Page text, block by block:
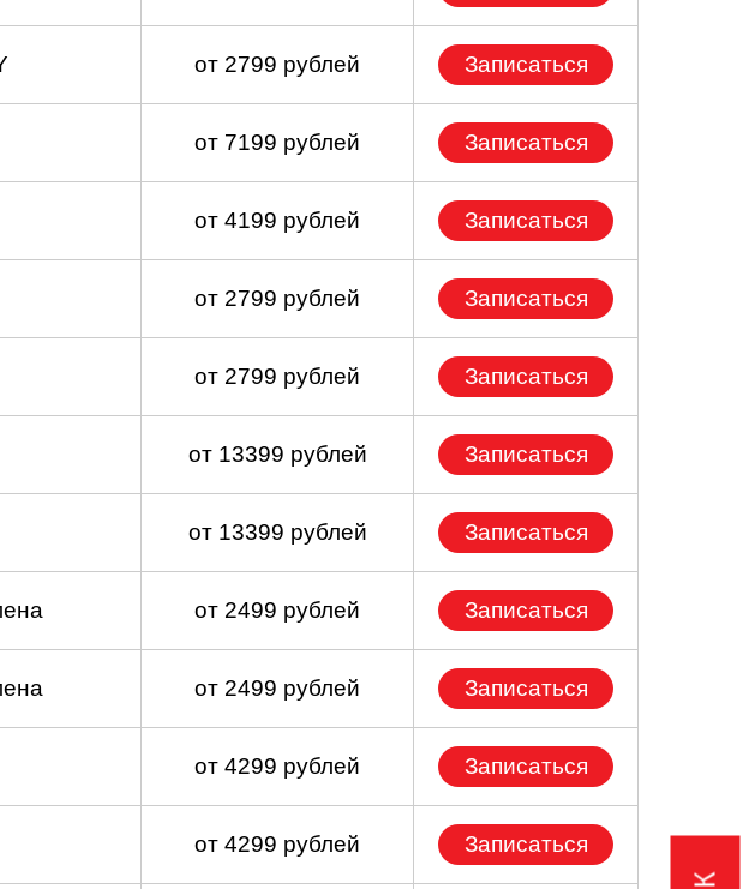
от 2799 рублей Записаться
от 7199 рублей Записаться
от 4199 рублей Записаться
от 2799 рублей Записаться
от 2799 рублей Записаться
от 13399 рублей Записаться
от 13399 рублей Записаться
от 2499 рублей Записаться
от 2499 рублей Записаться
от 4299 рублей Записаться
от 4299 рублей Записаться